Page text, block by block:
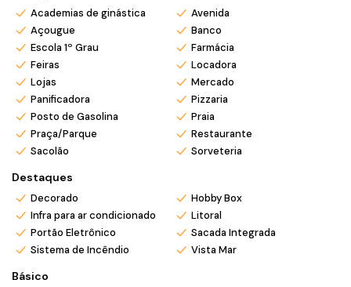
💰Condições especiais de pagamento
🏡 Ideal para moradia ou como segunda residência
📈 Alta valorização e excelente opção para aluguel por
temporada
📞 Agende sua visita e venha conhecer pessoalmente esse
espaço incrível a poucos passos do mar!
*Valor e disponibilidade sujeito a confirmação.
*Atendo também em finais de semana e feriados com pré
*Ligue ou envie WhatsApp (47) 9 9705-6188. Siga nosso
Instagram @mar_negocios.imobiliarios
Academias de ginástica
Avenida
Açougue
Banco
Escola 1º Grau
Farmácia
Feiras
Locadora
Lojas
Mercado
Panificadora
Pizzaria
Posto de Gasolina
Praia
Praça/Parque
Restaurante
Sacolão
Sorveteria
Destaques
Decorado
Hobby Box
Infra para ar condicionado
Litoral
Portão Eletrônico
Sacada Integrada
Sistema de Incêndio
Vista Mar
Básico